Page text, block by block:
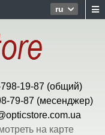
ru
19-87 (общий)
79-87 (месенджер)
на карте